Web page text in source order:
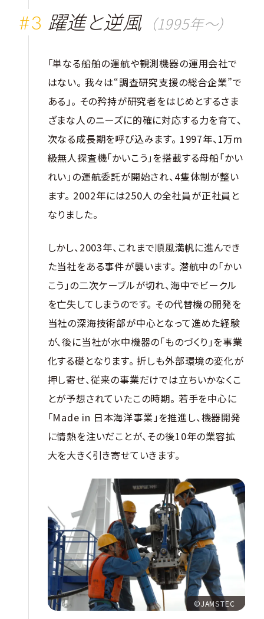
躍進と逆風 （1995年〜）
「単なる船舶の運航や観測機器の運用会社で
はない。 我々は“調査研究支援の総合企業”で
ある」。 その矜持が研究者をはじめとするさま
ざまな人のニーズに的確に対応する力を育て、
次なる成長期を呼び込みます。 1997年、1万m
級無人探査機「かいこう」を搭載する母船「かい
れい」の運航委託が開始され、4隻体制が整い
ます。 2002年には250人の全社員が正社員と
なりました。
しかし、2003年、これまで順風満帆に進んでき
た当社をある事件が襲います。 潜航中の「かい
こう」の二次ケーブルが切れ、海中でビークル
を亡失してしまうのです。 その代替機の開発を
当社の深海技術部が中心となって進めた経験
が、後に当社が水中機器の「ものづくり」を事業
化する礎となります。 折しも外部環境の変化が
押し寄せ、従来の事業だけでは立ちいかなくこ
とが予想されていたこの時期。 若手を中心に
「Made in 日本海洋事業」を推進し、機器開発
に情熱を注いだことが、その後10年の業容拡
大を大きく引き寄せていきます。
©JAMSTEC